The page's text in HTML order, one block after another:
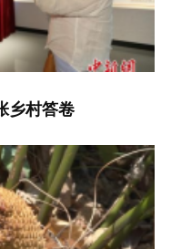
乡村答卷